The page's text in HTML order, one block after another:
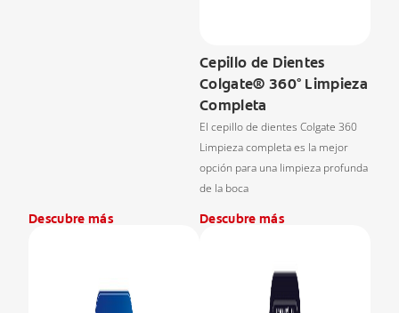
Descubre más
Cepillo de Dientes
Colgate® 360° Limpieza
Completa
El cepillo de dientes Colgate 360
Limpieza completa es la mejor
opción para una limpieza profunda
de la boca
Descubre más